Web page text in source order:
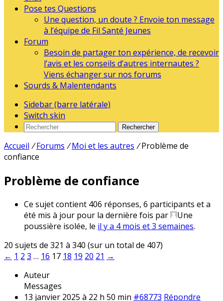
Pose tes Questions
Une question, un doute ? Envoie ton message
à l’équipe de Fil Santé Jeunes
Forum
Besoin de partager ton expérience, de recevoir
l’avis et les conseils d’autres internautes ?
Viens échanger sur nos forums
Sourds & Malentendants
Sidebar (barre latérale)
Switch skin
Rechercher
Accueil / Forums / Moi et les autres / Problème de
confiance
Problème de confiance
Ce sujet contient 406 réponses, 6 participants et a
été mis à jour pour la dernière fois par
Une
poussière isolée, le il y a 4 mois et 3 semaines.
20 sujets de 321 à 340 (sur un total de 407)
← 1 2 3 … 16 17 18 19 20 21 →
Auteur
Messages
13 janvier 2025 à 22 h 50 min #68773 Répondre